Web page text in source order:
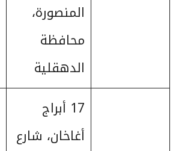
المنصورة،
محافظة
الدهقلية
17 أبراج
أغاخان، شارع